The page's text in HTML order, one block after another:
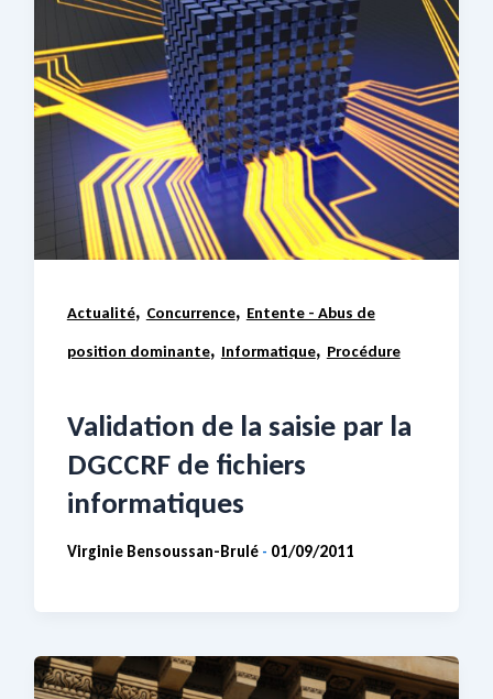
Actualité, Concurrence, Entente - Abus de
position dominante, Informatique, Procédure
Validation de la saisie par la
DGCCRF de fichiers
informatiques
Virginie Bensoussan-Brulé - 01/09/2011